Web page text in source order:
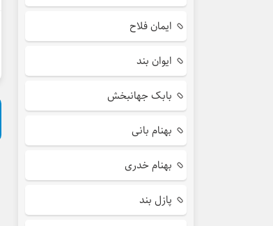
ایمان فلاح
ایوان بند
بابک جهانبخش
بهنام بانی
بهنام خدری
پازل بند